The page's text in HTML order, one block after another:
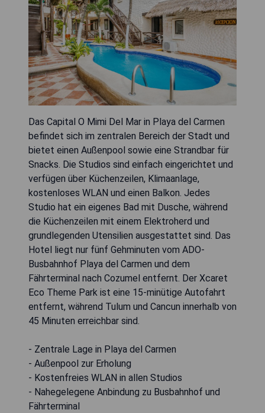
Das Capital O Mimi Del Mar in Playa del Carmen
befindet sich im zentralen Bereich der Stadt und
bietet einen Außenpool sowie eine Strandbar für
Snacks. Die Studios sind einfach eingerichtet und
verfügen über Küchenzeilen, Klimaanlage,
kostenloses WLAN und einen Balkon. Jedes
Studio hat ein eigenes Bad mit Dusche, während
die Küchenzeilen mit einem Elektroherd und
grundlegenden Utensilien ausgestattet sind. Das
Hotel liegt nur fünf Gehminuten vom ADO-
Busbahnhof Playa del Carmen und dem
Fährterminal nach Cozumel entfernt. Der Xcaret
Eco Theme Park ist eine 15-minütige Autofahrt
entfernt, während Tulum und Cancun innerhalb von
45 Minuten erreichbar sind.
- Zentrale Lage in Playa del Carmen
- Außenpool zur Erholung
- Kostenfreies WLAN in allen Studios
- Nahegelegene Anbindung zu Busbahnhof und
Fährterminal